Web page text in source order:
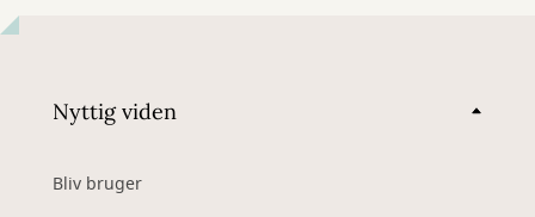
Nyttig viden
Bliv bruger